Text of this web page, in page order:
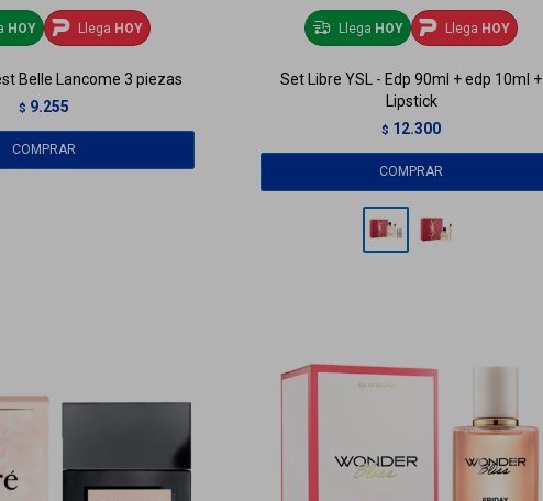
HOY Llega HOY
Belle Lancome 3 piezas
$ 9.255
Llega HOY Llega HOY
Set Libre YSL - Edp 90ml + edp 10ml +
Lipstick
$ 12.300